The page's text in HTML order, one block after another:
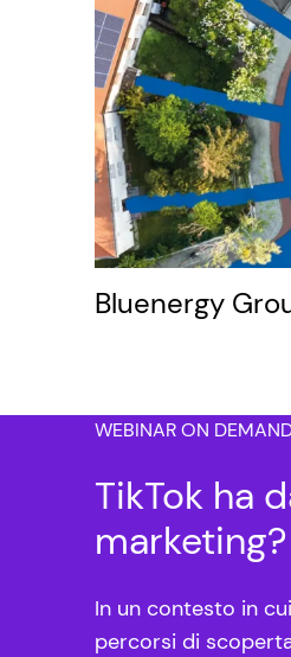
Bluenergy
WEBINAR ON
TikTok ha
marketing?
In un contesto in
percorsi di